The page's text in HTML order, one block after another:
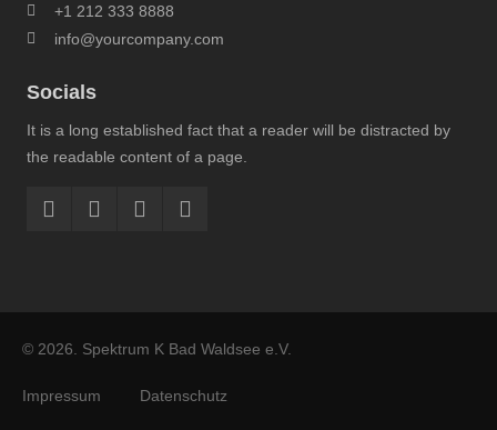
+1 212 333 8888
info@yourcompany.com
Socials
It is a long established fact that a reader will be distracted by
the readable content of a page.
© 2026. Spektrum K Bad Waldsee e.V.
Impressum Datenschutz